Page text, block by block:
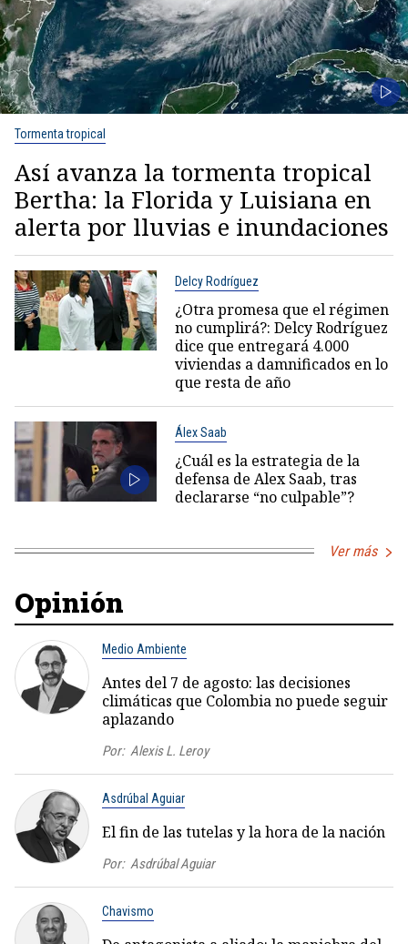
Tormenta tropical
Así avanza la tormenta tropical
Bertha: la Florida y Luisiana en
alerta por lluvias e inundaciones
Delcy Rodríguez
¿Otra promesa que el régimen
no cumplirá?: Delcy Rodríguez
dice que entregará 4.000
viviendas a damnificados en lo
que resta de año
Álex Saab
¿Cuál es la estrategia de la
defensa de Alex Saab, tras
declararse “no culpable”?
Ver más
Opinión
Medio Ambiente
Antes del 7 de agosto: las decisiones
climáticas que Colombia no puede seguir
aplazando
Por: Alexis L. Leroy
Asdrúbal Aguiar
El fin de las tutelas y la hora de la nación
Por: Asdrúbal Aguiar
Chavismo